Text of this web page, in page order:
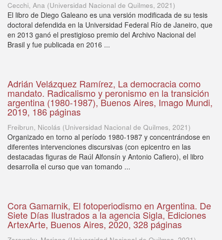
Cecchi, Ana (Universidad Nacional de Quilmes, 2021)
El libro de Diego Galeano es una versión modificada de su tesis
doctoral defendida en la Universidad Federal Río de Janeiro, que
en 2013 ganó el prestigioso premio del Archivo Nacional del
Brasil y fue publicada en 2016 ...
Adrián Velázquez Ramírez, La democracia como
mandato. Radicalismo y peronismo en la transición
argentina (1980-1987), Buenos Aires, Imago Mundi,
2019, 186 páginas
Freibrun, Nicolás (Universidad Nacional de Quilmes, 2021)
Organizado en torno al período 1980-1987 y concentrándose en
diferentes intervenciones discursivas (con epicentro en las
destacadas figuras de Raúl Alfonsín y Antonio Cafiero), el libro
desarrolla el curso que van tomando ...
Cora Gamarnik, El fotoperiodismo en Argentina. De
Siete Días Ilustrados a la agencia Sigla, Ediciones
ArtexArte, Buenos Aires, 2020, 328 páginas